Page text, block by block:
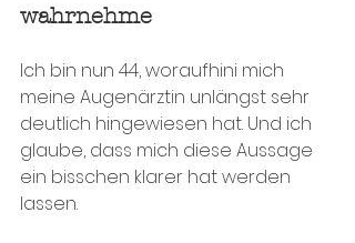
wahrnehme
Ich bin nun 44, woraufhini mich
meine Augenärztin unlängst sehr
deutlich hingewiesen hat. Und ich
glaube, dass mich diese Aussage
ein bisschen klarer hat werden
lassen.